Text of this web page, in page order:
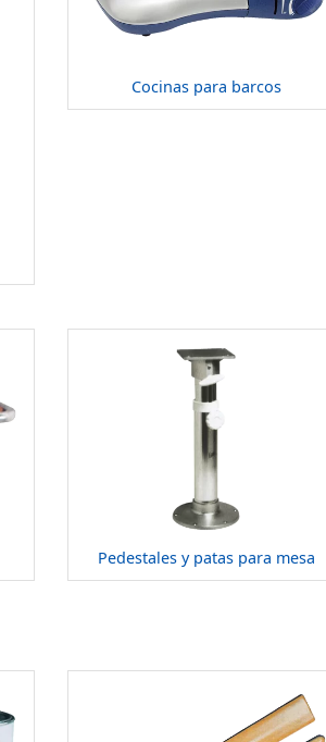
Cocinas para barcos
Pedestales y patas para mesa